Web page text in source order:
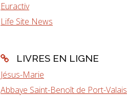
Euractiv
Life Site News
LIVRES EN LIGNE
Jésus-Marie
Abbaye Saint-Benoît de Port-Valais